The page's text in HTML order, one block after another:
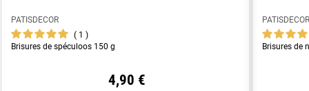
PATISDECOR
1
Brisures de spéculoos 150 g
4,90 €
Brisures de